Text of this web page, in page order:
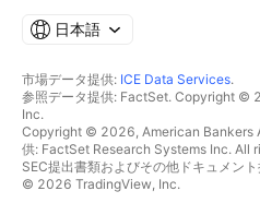
日本語
市場データ提供: ICE Data Services.
参照データ提供: FactSet. Copyright ©
Inc.
Copyright © 2026, American Bankers
供: FactSet Research Systems Inc. All
SEC提出書類およびその他ドキュメン
© 2026 TradingView, Inc.